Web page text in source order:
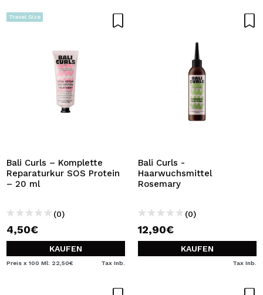
Travel Size
Bali Curls – Komplette
Reparaturkur SOS Protein
– 20 ml
(0)
4,50€
KAUFEN
Preis x 100 Ml: 22,50€ Tax Inb.
Bali Curls -
Haarwuchsmittel
Rosemary
(0)
12,90€
KAUFEN
Tax Inb.